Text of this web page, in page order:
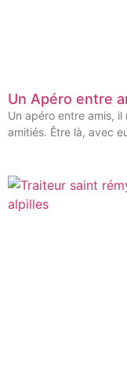
Un Apéro entre
Un apéro entre amis,
amitiés. Être là, avec